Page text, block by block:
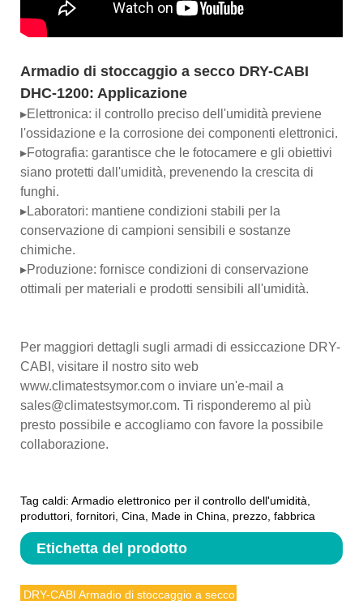
Armadio di stoccaggio a secco DRY-CABI
DHC-1200: Applicazione
▸Elettronica: il controllo preciso dell'umidità previene
l'ossidazione e la corrosione dei componenti elettronici.
▸Fotografia: garantisce che le fotocamere e gli obiettivi
siano protetti dall'umidità, prevenendo la crescita di
funghi.
▸Laboratori: mantiene condizioni stabili per la
conservazione di campioni sensibili e sostanze
chimiche.
▸Produzione: fornisce condizioni di conservazione
ottimali per materiali e prodotti sensibili all'umidità.
Per maggiori dettagli sugli armadi di essiccazione DRY-
CABI, visitare il nostro sito web
www.climatestsymor.com o inviare un'e-mail a
sales@climatestsymor.com. Ti risponderemo al più
presto possibile e accogliamo con favore la possibile
collaborazione.
Tag caldi: Armadio elettronico per il controllo dell'umidità,
produttori, fornitori, Cina, Made in China, prezzo, fabbrica
Etichetta del prodotto
DRY-CABI Armadio di stoccaggio a secco